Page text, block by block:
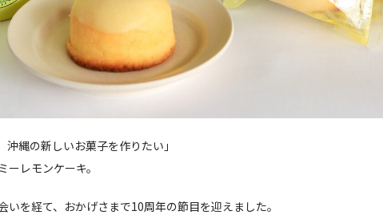
沖縄の新しいお菓子を作りたい」
レモンケーキ。
いを経て、おかげさまで10周年の節目を迎えました。